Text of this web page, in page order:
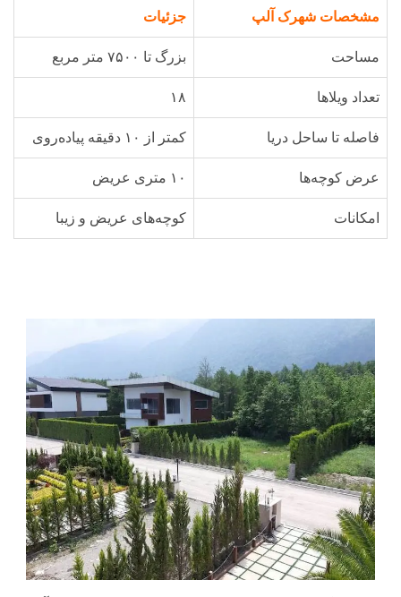
مشخصات شهرک آلپ جزئیات
مساحت بزرگ تا ۷۵۰۰ متر مربع
تعداد ویلاها ۱۸
فاصله تا ساحل دریا کمتر از ۱۰ دقیقه پیاده‌روی
عرض کوچه‌ها ۱۰ متری عریض
امکانات کوچه‌های عریض و زیبا